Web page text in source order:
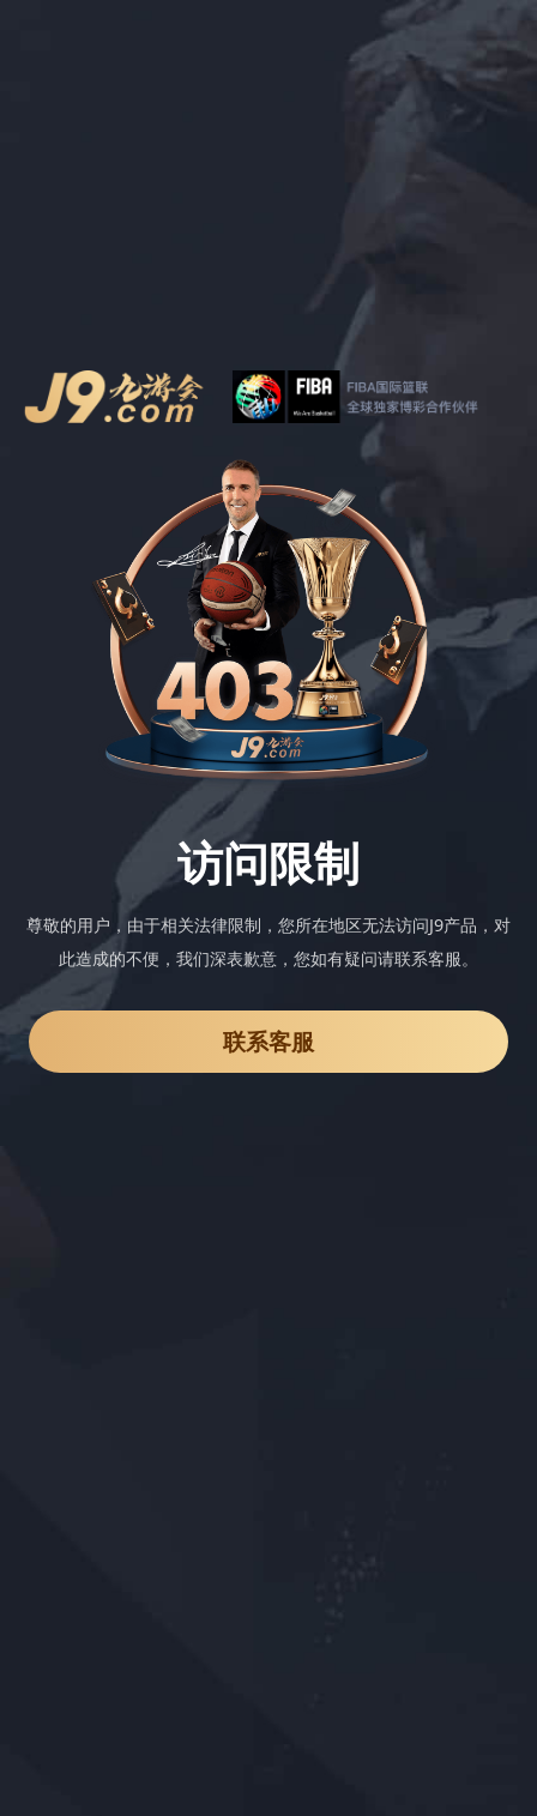
访问限制
尊敬的用户，由于相关法律限制，您所在地区无法访问J9产品，对
此造成的不便，我们深表歉意，您如有疑问请联系客服。
联系客服